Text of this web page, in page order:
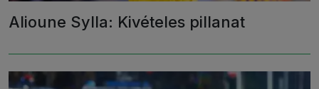
Alioune Sylla: Kivételes pillanat